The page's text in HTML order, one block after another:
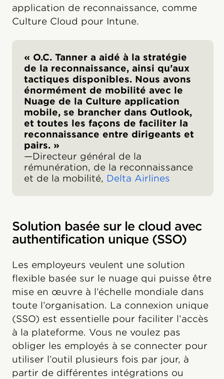
application de reconnaissance, comme
Culture Cloud pour Intune.
« O.C. Tanner a aidé à la stratégie
de la reconnaissance, ainsi qu’aux
tactiques disponibles. Nous avons
énormément de mobilité avec le
Nuage de la Culture application
mobile, se brancher dans Outlook,
et toutes les façons de faciliter la
reconnaissance entre dirigeants et
pairs. »
—Directeur général de la
rémunération, de la reconnaissance
et de la mobilité, Delta Airlines
Solution basée sur le cloud avec
authentification unique (SSO)
Les employeurs veulent une solution
flexible basée sur le nuage qui puisse être
mise en œuvre à l’échelle mondiale dans
toute l’organisation. La connexion unique
(SSO) est essentielle pour faciliter l’accès
à la plateforme. Vous ne voulez pas
obliger les employés à se connecter pour
utiliser l’outil plusieurs fois par jour, à
partir de différentes intégrations ou